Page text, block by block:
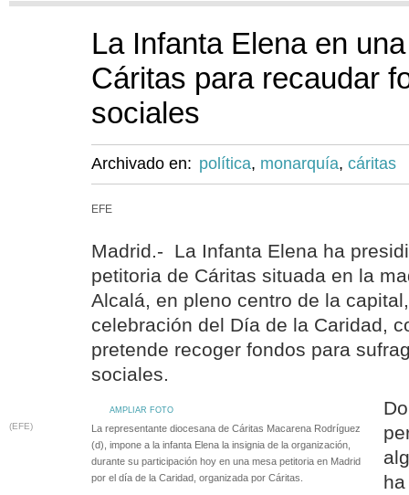
La Infanta Elena en
Cáritas para recaudar
sociales
Archivado en: política, monarquía, cáritas
EFE
Madrid.- La Infanta Elena ha
petitoria de Cáritas situada en la
Alcalá, en pleno centro de la
celebración del Día de la Caridad,
pretende recoger fondos para
sociales.
AMPLIAR FOTO
(EFE)
La representante diocesana de Cáritas Macarena Rodríguez
(d), impone a la infanta Elena la insignia de la organización,
durante su participación hoy en una mesa petitoria en Madrid
por el día de la Caridad, organizada por Cáritas.